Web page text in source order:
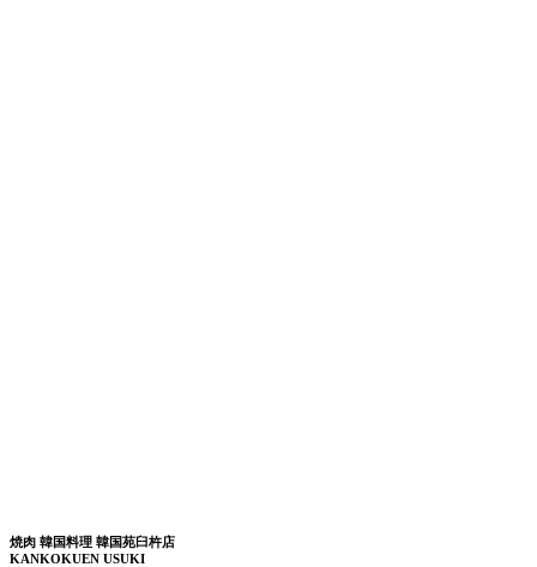
焼肉 韓国料理 韓国苑臼杵店
KANKOKUEN USUKI